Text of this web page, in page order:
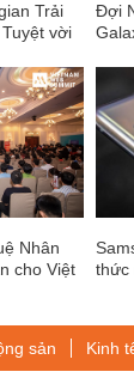
Trải
vời
Đợi
Nhân
cho Việt
thức
sản Kinh